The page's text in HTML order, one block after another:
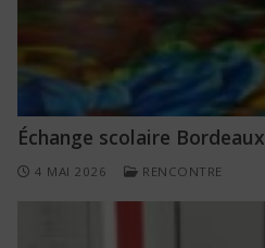
Échange scolaire
4 MAI 2026 RENCONTRE